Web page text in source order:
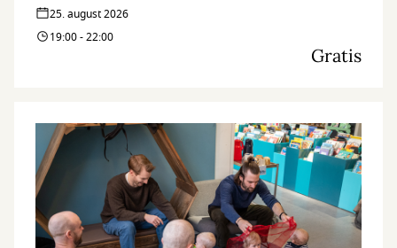
25. august 2026
19:00 - 22:00
Gratis